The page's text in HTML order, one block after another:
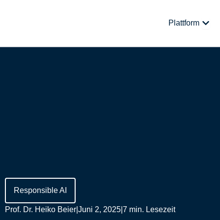
Plattform
Responsible AI
Prof. Dr. Heiko Beier Juni 2, 2025 7 min. Lesezeit